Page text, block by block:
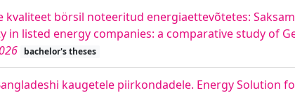
kvaliteet börsil noteeritud energiaettevõtetes:
in listed energy companies: a comparative study of
bachelor's theses
kaugetele piirkondadele. Energy Solution